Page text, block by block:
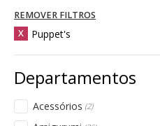
REMOVER FILTROS
Puppet's
X
Acessórios (2)